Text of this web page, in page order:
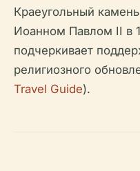
Краеугольный
Иоанном Павлом II в
подчеркивает
религиозного
Travel Guide).